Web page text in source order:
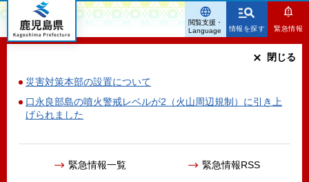
鹿児島県
情報を探す 緊急情報
災害対策本部の設置について
口永良部島の噴火警戒レベルが2（火山周辺規制）に引き上
げられました
緊急情報一覧 緊急情報RSS
閉じる
閲覧支援・
Language